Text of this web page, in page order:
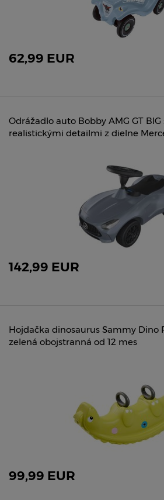
62,99 EUR
Odrážadlo auto Bobby AMG GT
realistickými detailmi z dielne
142,99 EUR
Hojdačka dinosaurus Sammy Dino
zelená obojstranná od 12 mes
99,99 EUR